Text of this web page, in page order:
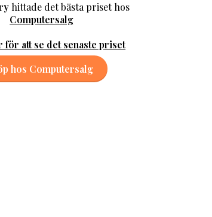
hittade det bästa priset hos
Computersalg
för att se det senaste priset
hos Computersalg